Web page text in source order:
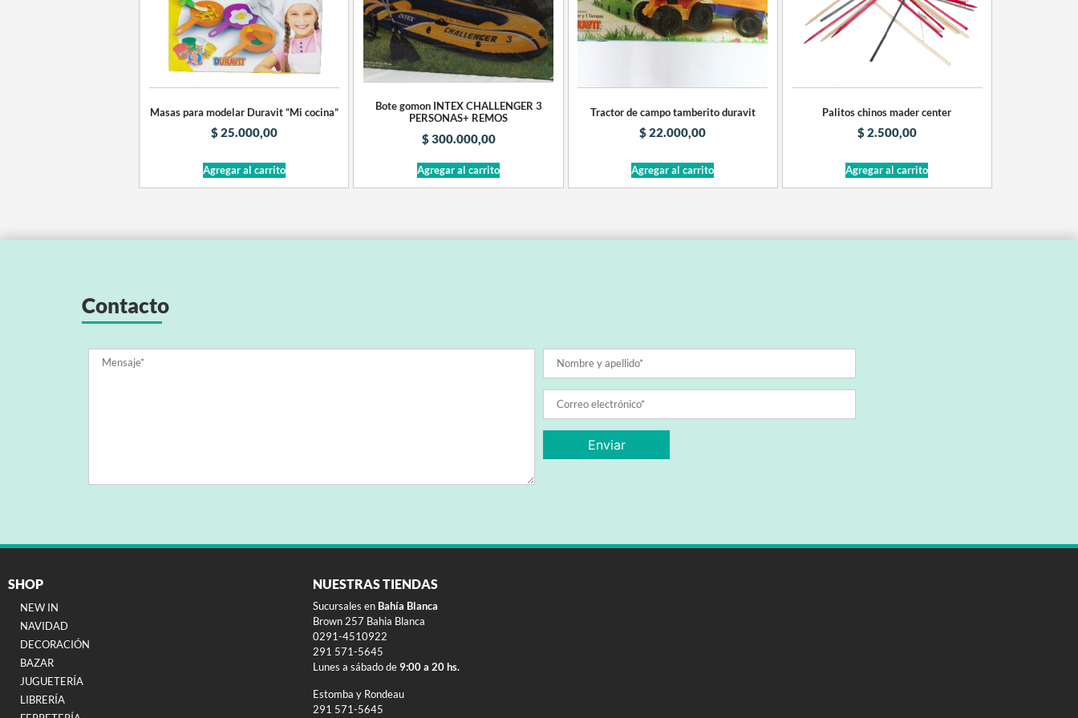
Masas para modelar Duravit “Mi cocina”
$25.000,00
Agregar al carrito
Bote gomon INTEX CHALLENGER 3
PERSONAS+ REMOS
$300.000,00
Agregar al carrito
Tractor de campo tamberito duravit
$22.000,00
Agregar al carrito
Palitos chinos mader center
$2.500,00
Agregar al carrito
Contacto
SHOP
NEW IN
NAVIDAD
DECORACIÓN
BAZAR
JUGUETERÍA
LIBRERÍA
NUESTRAS TIENDAS
Sucursales en Bahía Blanca
Brown 257 Bahia Blanca
0291-4510922
291 571-5645
Lunes a sábado de 9:00 a 20 hs.
Estomba y Rondeau
291 571-5645